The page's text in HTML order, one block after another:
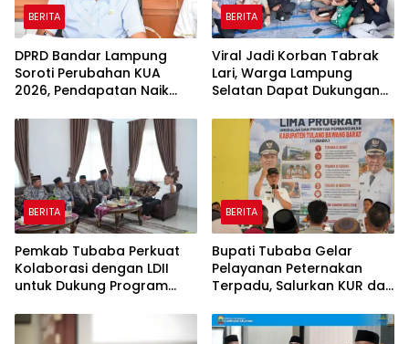
BERITA
DPRD Bandar Lampung
Soroti Perubahan KUA
2026, Pendapatan Naik
Dipangkas
BERITA
Viral Jadi Korban Tabrak
Lari, Warga Lampung
Selatan Dapat Dukungan
Influencer
BERITA
Pemkab Tubaba Perkuat
Kolaborasi dengan LDII
untuk Dukung Program
BERITA
Bupati Tubaba Gelar
Pelayanan Peternakan
Terpadu, Salurkan KUR dan
Ketenagakerjaan